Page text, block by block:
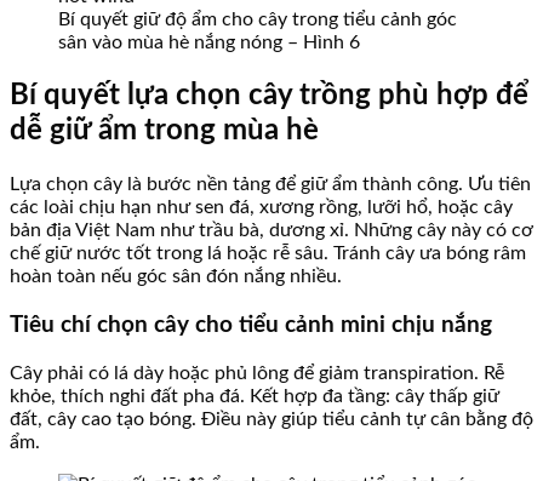
Bí quyết giữ độ ẩm cho cây trong tiểu cảnh góc
sân vào mùa hè nắng nóng – Hình 6
Bí quyết lựa chọn cây trồng phù hợp để
dễ giữ ẩm trong mùa hè
Lựa chọn cây là bước nền tảng để giữ ẩm thành công. Ưu tiên
các loài chịu hạn như sen đá, xương rồng, lưỡi hổ, hoặc cây
bản địa Việt Nam như trầu bà, dương xỉ. Những cây này có cơ
chế giữ nước tốt trong lá hoặc rễ sâu. Tránh cây ưa bóng râm
hoàn toàn nếu góc sân đón nắng nhiều.
Tiêu chí chọn cây cho tiểu cảnh mini chịu nắng
Cây phải có lá dày hoặc phủ lông để giảm transpiration. Rễ
khỏe, thích nghi đất pha đá. Kết hợp đa tầng: cây thấp giữ
đất, cây cao tạo bóng. Điều này giúp tiểu cảnh tự cân bằng độ
ẩm.